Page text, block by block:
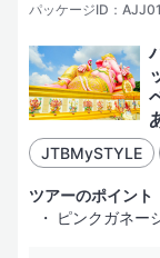
パッケージID：
JTBMySTYLE
ツアーのポイント
ピンクガネー